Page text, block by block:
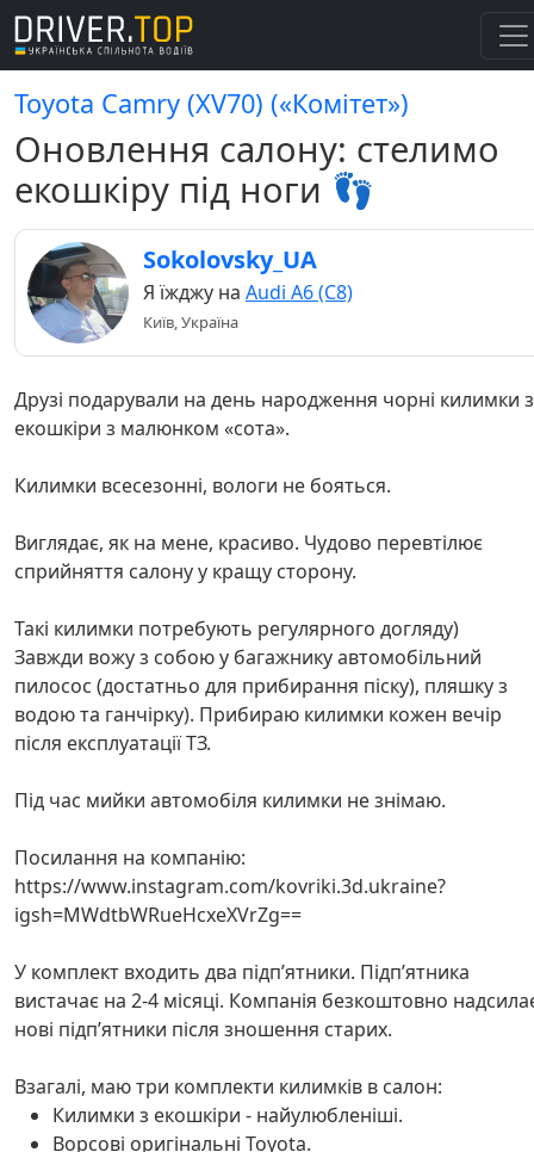
Toyota Camry (XV70) («Комітет»)
Оновлення салону: стелимо
екошкіру під ноги 👣
Sokolovsky_UA
Я їжджу на Audi A6 (C8)
Київ, Україна
Друзі подарували на день народження чорні килимки з
екошкіри з малюнком «сота».
Килимки всесезонні, вологи не бояться.
Виглядає, як на мене, красиво. Чудово перевтілює
сприйняття салону у кращу сторону.
Такі килимки потребують регулярного догляду)
Завжди вожу з собою у багажнику автомобільний
пилосос (достатньо для прибирання піску), пляшку з
водою та ганчірку). Прибираю килимки кожен вечір
після експлуатації ТЗ.
Під час мийки автомобіля килимки не знімаю.
Посилання на компанію:
https://www.instagram.com/kovriki.3d.ukraine?
igsh=MWdtbWRueHcxeXVrZg==
У комплект входить два підпʼятники. Підпʼятника
вистачає на 2-4 місяці. Компанія безкоштовно
нові підпʼятники після зношення старих.
Взагалі, маю три комплекти килимків в салон:
Килимки з екошкіри - найулюбленіші.
Ворсові оригінальні Toyota.